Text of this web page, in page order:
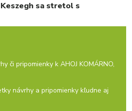
sa stretol s
či pripomienky k AHOJ KOMÁRNO,
návrhy a pripomienky kľudne aj